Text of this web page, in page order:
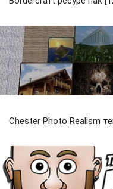
Chester Photo Realism